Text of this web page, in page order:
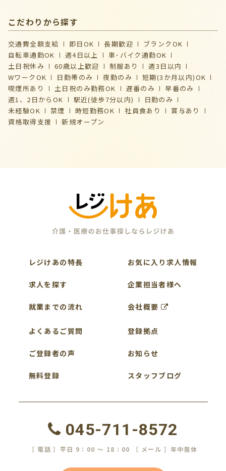
こだわりから探す
交通費全額支給 即日OK 長期歓迎
ブランクOK
自転車通勤OK
週4日以上
車･バイク通勤OK
土日祝休み
60歳以上歓迎 制服あり
週3日以内
WワークOK
日勤帯のみ 夜勤のみ
短期(3か月以内)OK
喫煙所あり
土日祝のみ勤務OK 遅番のみ
早番のみ
週1、2日からOK
駅近(徒歩7分以内)
日勤のみ
未経験OK
禁煙 時短勤務OK 社員食あり
賞与あり
資格取得支援
新規オープン
レジけあの特長
求人を探す
就業までの流れ
よくあるご質問
ご登録者の声
無料登録
お気に入り求人情報
企業担当者様へ
会社概要
登録拠点
お知らせ
スタッフブログ
045-711-8572
［ 電話 ］平日 9：00 ～ 18：00 ［ メール ］年中無休